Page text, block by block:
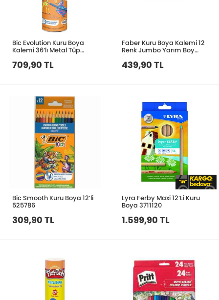
Bic Evolution Kuru Boya
Kalemi 36’lı Metal Tüp
709,90 TL
Faber Kuru Boya Kalemi 12
Renk Jumbo Yarım Boy
Üçgen Creatives
5244000079000
439,90 TL
Bic Smooth Kuru Boya 12’li
525786
309,90 TL
Lyra Ferby Maxi 12’Li Kuru
Boya 3711120
1.599,90 TL